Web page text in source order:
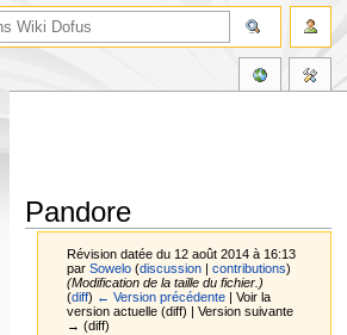
Pandore
Révision datée du 12 août 2014 à 16:13
parSowelo (discussion |contributions)
(Modification de la taille du fichier.)
(diff) ← Version précédente | Voir la
version actuelle (diff) | Version suivante
→ (diff)